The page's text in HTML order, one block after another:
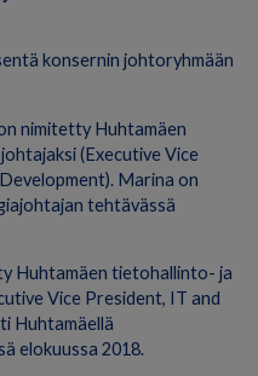
konsernin johtoryhmään
nimitetty Huhtamäen
(Executive Vice
Marina on
tehtävässä
Huhtamäen tietohallinto- ja
Vice President, IT and
Huhtamäellä
elokuussa 2018.